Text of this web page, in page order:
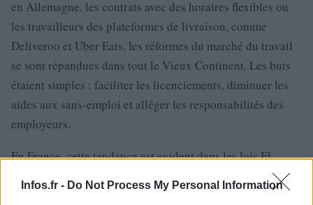
Infos.fr - Do Not Process My Personal Information
en Allemagne, les contrats avec des horaires flexibles ou
les travailleurs des plateformes de livraison, comme
Deliveroo et Uber Eats, les réformes du marché du travail
se sont répandues dans tout le Vieux Continent. Les buts
étaient simples : faciliter les licenciements, diminuer les
aides aux sans-emploi et alléger les responsabilités des
employeurs.
En France, cette tendance est evident dans les lois El
Khomri (2016), qui ont facilité les licenciements et réduit
le contrôle du temps de travail, et les lois Pénicaud (2017),